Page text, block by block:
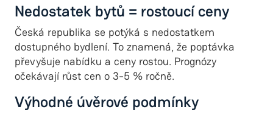
Nedostatek bytů = rostoucí ceny
Česká republika se potýká s nedostatkem
dostupného bydlení. To znamená, že poptávka
převyšuje nabídku a ceny rostou. Prognózy
očekávají růst cen o 3-5 % ročně.
Výhodné úvěrové podmínky